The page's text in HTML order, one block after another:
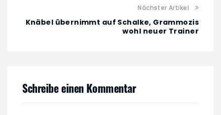
Nächster Artikel
Knäbel übernimmt auf Schalke, Grammozis
wohl neuer Trainer
Schreibe einen Kommentar